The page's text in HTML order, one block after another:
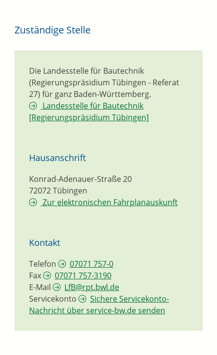
Zuständige Stelle
Die Landesstelle für Bautechnik
(Regierungspräsidium Tübingen - Referat
27) für ganz Baden-Württemberg.
Landesstelle für Bautechnik
[Regierungspräsidium Tübingen]
Hausanschrift
Konrad-Adenauer-Straße 20
72072Tübingen
Zur elektronischen Fahrplanauskunft
Kontakt
Telefon
07071 757-0
Fax
07071 757-3190
E-Mail
LfB@rpt.bwl.de
Servicekonto
Sichere Servicekonto-
Nachricht über service-bw.de senden